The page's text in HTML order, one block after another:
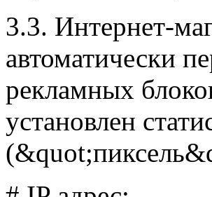
3.3. Интернет-
автоматически
рекламных
установлен